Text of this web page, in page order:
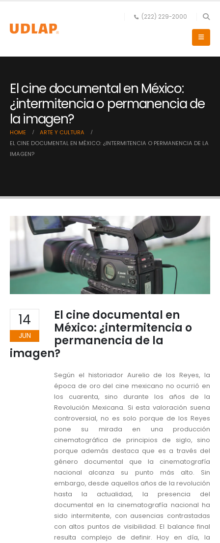
(222) 229-2000
El cine documental en México:
¿intermitencia o permanencia de
la imagen?
HOME
ARTE Y CULTURA
EL CINE DOCUMENTAL EN MÉXICO: ¿INTERMITENCIA O PERMANENCIA DE LA
IMAGEN?
14
JUN
El cine documental en
México: ¿intermitencia o
permanencia de la
imagen?
Según el historiador Aurelio de los Reyes, la
época de oro del cine mexicano no ocurrió en
los cuarenta, sino durante los años de la
Revolución Mexicana. Si esta valoración suena
controversial, no es solo porque de los Reyes
pone su mirada en una producción
cinematográfica de principios de siglo, sino
porque además destaca que es a través del
género documental que la cinematografía
nacional alcanza su punto más alto. Sin
embargo, desde aquellos años de la revolución
hasta la actualidad, la presencia del
documental en la cinematografía nacional ha
sido intermitente, con ausencias contrastadas
con altos puntos de visibilidad. El balance final
resulta complejo de definir. Hoy en día, la